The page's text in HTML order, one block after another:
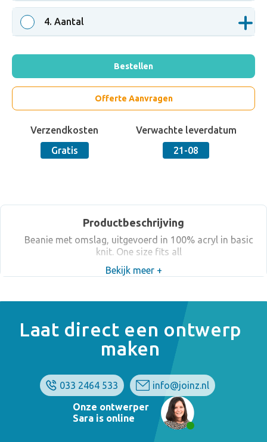
4. Aantal
Bestellen
Offerte Aanvragen
Verzendkosten
Gratis
Verwachte leverdatum
21-08
Productbeschrijving
Beanie met omslag, uitgevoerd in 100% acryl in basic
knit. One size fits all
Bekijk meer +
Laat direct een ontwerp
maken
033 2464 533
info@joinz.nl
Onze ontwerper
Sara is online